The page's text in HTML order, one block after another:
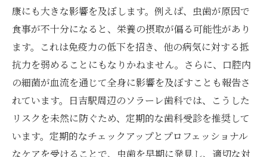
虫歯予防を続けるためのモチベーション維
持法
子供に教える虫歯予防の習慣
虫歯を防ぐための食後のブラッシングの習慣
食後のブラッシングが虫歯予防に不可欠な
理由
効果的なブラッシングのタイミングと方法
康にも大きな影響を及ぼします。例えば、虫歯が原因で
食事が不十分になると、栄養の摂取が偏る可能性があり
ます。これは免疫力の低下を招き、他の病気に対する抵
抗力を弱めることにもなりかねません。さらに、口腔内
の細菌が血流を通じて全身に影響を及ぼすことも報告さ
れています。日吉駅周辺のソラーレ歯科では、こうした
リスクを未然に防ぐため、定期的な歯科受診を推奨して
います。定期的なチェックアップとプロフェッショナル
なケアを受けることで、虫歯を早期に発見し、適切な対